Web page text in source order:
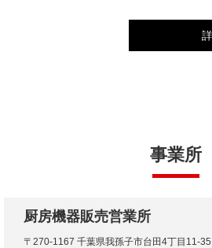
事業所
厨房機器販売営業所
〒270-1167 千葉県我孫子市台田4丁目11-35